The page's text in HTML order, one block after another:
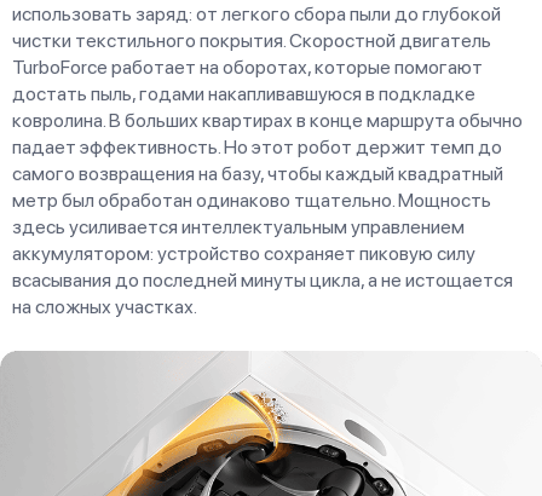
использовать заряд: от легкого сбора пыли до глубокой
чистки текстильного покрытия. Скоростной двигатель
TurboForce работает на оборотах, которые помогают
достать пыль, годами накапливавшуюся в подкладке
ковролина. В больших квартирах в конце маршрута обычно
падает эффективность. Но этот робот держит темп до
самого возвращения на базу, чтобы каждый квадратный
метр был обработан одинаково тщательно. Мощность
здесь усиливается интеллектуальным управлением
аккумулятором: устройство сохраняет пиковую силу
всасывания до последней минуты цикла, а не истощается
на сложных участках.